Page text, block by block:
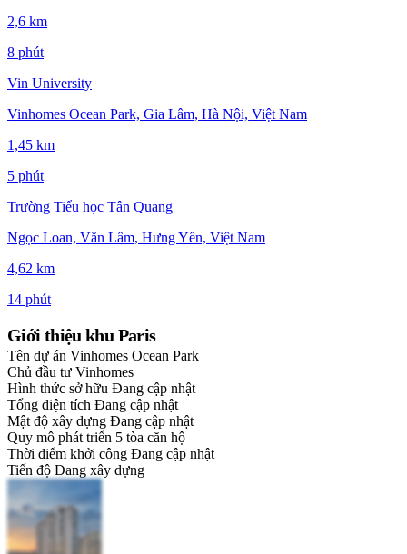
2,6 km
8 phút
Vin University
Vinhomes Ocean Park, Gia Lâm, Hà Nội, Việt Nam
1,45 km
5 phút
Trường Tiểu học Tân Quang
Ngọc Loan, Văn Lâm, Hưng Yên, Việt Nam
4,62 km
14 phút
Giới thiệu khu Paris
Tên dự án Vinhomes Ocean Park
Chủ đầu tư Vinhomes
Hình thức sở hữu Đang cập nhật
Tổng diện tích Đang cập nhật
Mật độ xây dựng Đang cập nhật
Quy mô phát triển 5 tòa căn hộ
Thời điểm khởi công Đang cập nhật
Tiến độ Đang xây dựng